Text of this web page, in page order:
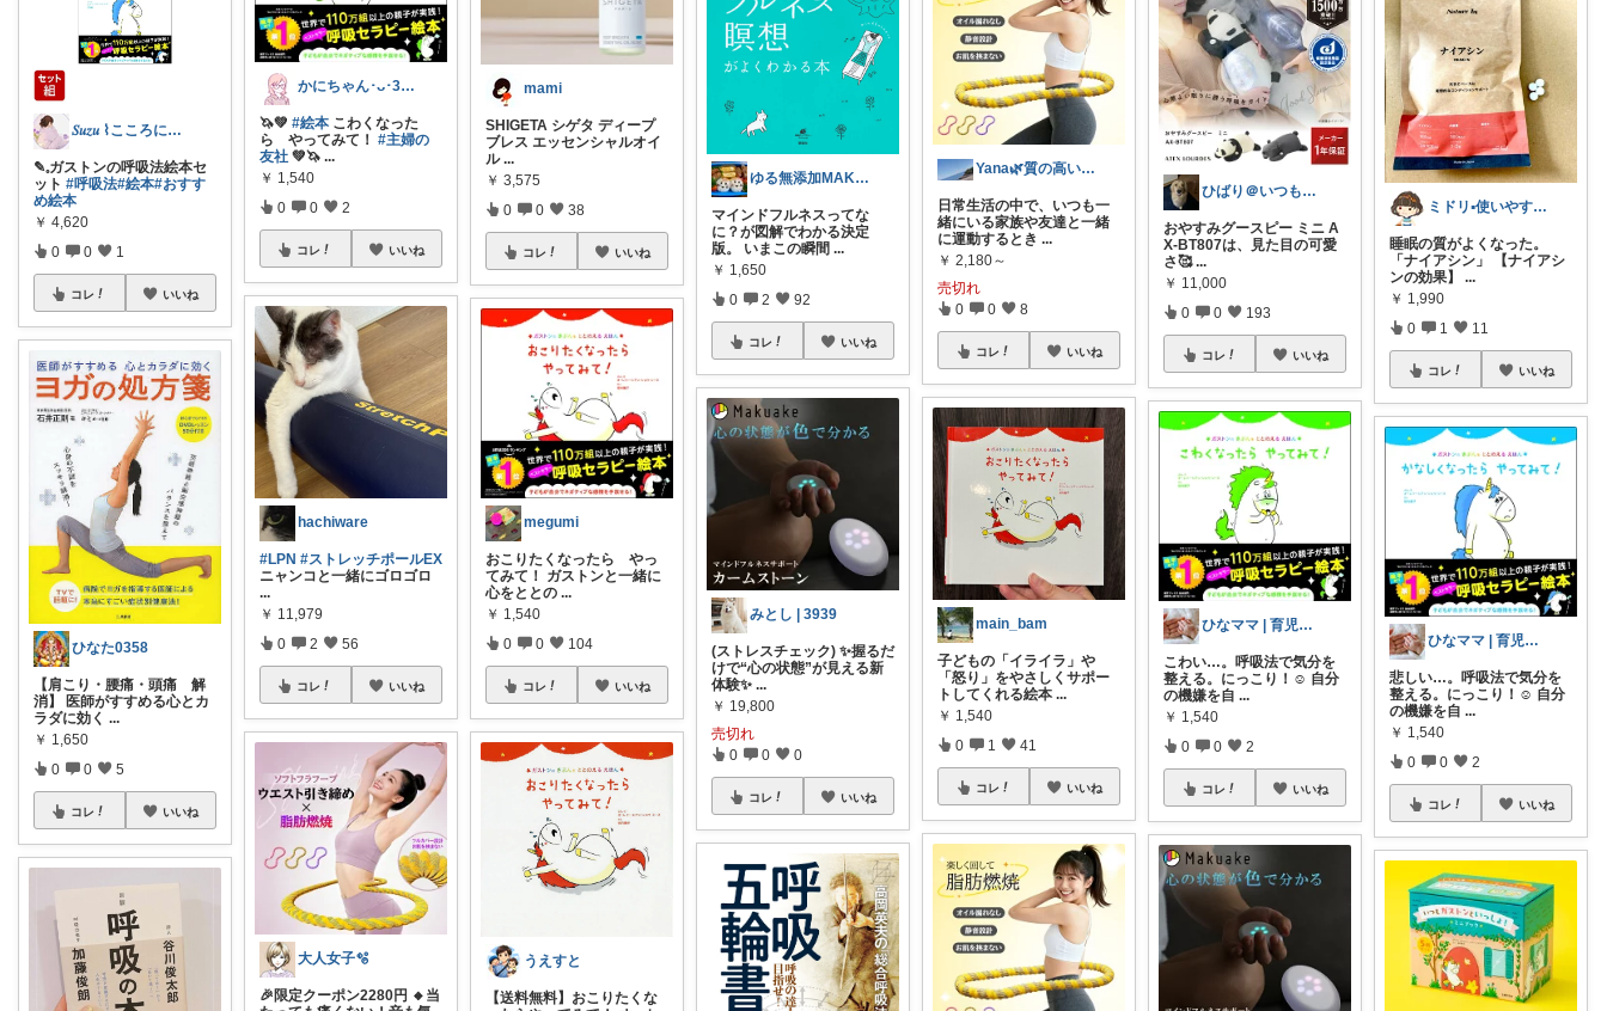
𝑆𝑢𝑧𝑢 ⌇こころに余白をつくる
✎𓈒ガストンの呼吸法絵本セ
ット #呼吸法#絵本#おすす
め絵本
￥ 4,620
0 0 1
コレ いいね
ひなた0358
【肩こり・腰痛・頭痛 解
消】 医師がすすめる心とカ
ラダに効く ...
￥ 1,650
0 0 5
コレ いいね
かにちゃん･ᴗ･30代ブロガー💎
🦄💚#絵本 こわくなった
ら やってみて！#主婦の
友社 💚🦄 ...
￥ 1,540
0 0 2
コレ いいね
hachiware
#LPN #ストレッチポールEX
ニャンコと一緒にゴロゴロ
...
￥ 11,979
0 2 56
コレ いいね
大人女子🫧
🎉限定クーポン2280円 🔸当
mami
SHIGETA シゲタ ディープ
ブレス エッセンシャルオイ
ル...
￥ 3,575
0 0 38
コレ いいね
megumi
おこりたくなったら やっ
てみて！ ガストンと一緒に
心をととの ...
￥ 1,540
0 0 104
コレ いいね
うえすと
【送料無料】おこりたくな
ゆる無添加MAKO🍚療養中🍅
マインドフルネスってな
に？が図解でわかる決定
版。 いまこの瞬間 ...
￥ 1,650
0 2 92
コレ いいね
みとし | 3939
(ストレスチェック) ✨握るだ
けで“心の状態”が見える新
体験✨ ...
￥ 19,800
売切れ
0 0 0
コレ いいね
Yana🌿質の高い暮らしのROOM
日常生活の中で、いつも一
緒にいる家族や友達と一緒
に運動するとき ...
￥ 2,180～
売切れ
0 0 8
コレ いいね
main_bam
子どもの「イライラ」や
「怒り」をやさしくサポー
トしてくれる絵本 ...
￥ 1,540
0 1 41
コレ いいね
ひばり＠いつもありがとうございます✨
おやすみグースピー ミニ A
X-BT807は、見た目の可愛
さ🥰 ...
￥ 11,000
0 0 193
コレ いいね
ひなママ | 育児‪ꕤ絵本ꕤ知育など
こわい…。呼吸法で気分を
整える。にっこり！☺️ 自分
の機嫌を自 ...
￥ 1,540
0 0 2
コレ いいね
ミドリ▪︎使いやすくてカワイイをご紹介!
睡眠の質がよくなった。
「ナイアシン」 【ナイアシ
ンの効果】...
￥ 1,990
0 1 11
コレ いいね
ひなママ | 育児‪ꕤ絵本ꕤ知育など
悲しい…。呼吸法で気分を
整える。にっこり！☺️ 自分
の機嫌を自 ...
￥ 1,540
0 0 2
コレ いいね